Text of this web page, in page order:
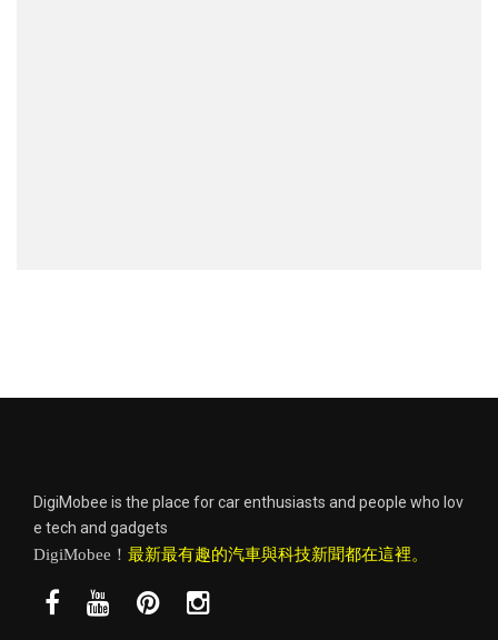
DigiMobee is the place for car enthusiasts and people who lov
e tech and gadgets
DigiMobee！ 最新最有趣的汽車與科技新聞都在這裡。